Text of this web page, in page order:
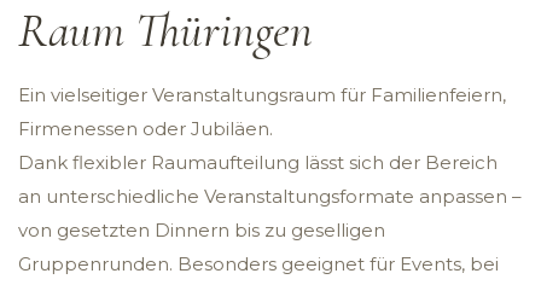
Raum Thüringen
Ein vielseitiger Veranstaltungsraum für Familienfeiern,
Firmenessen oder Jubiläen.
Dank flexibler Raumaufteilung lässt sich der Bereich
an unterschiedliche Veranstaltungsformate anpassen –
von gesetzten Dinnern bis zu geselligen
Gruppenrunden. Besonders geeignet für Events, bei